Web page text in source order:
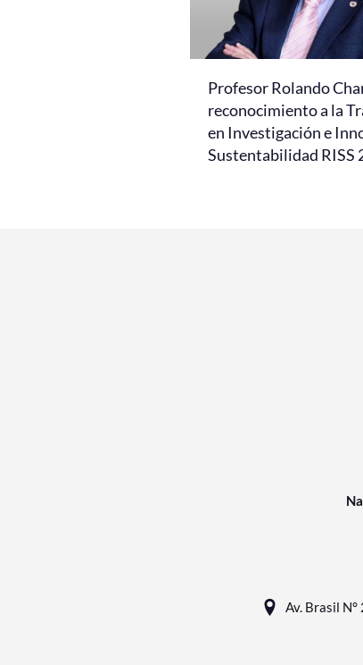
Profesor Rolando
reconocimiento a la
en Investigación e
Sustentabilidad RISS
Av. Brasil